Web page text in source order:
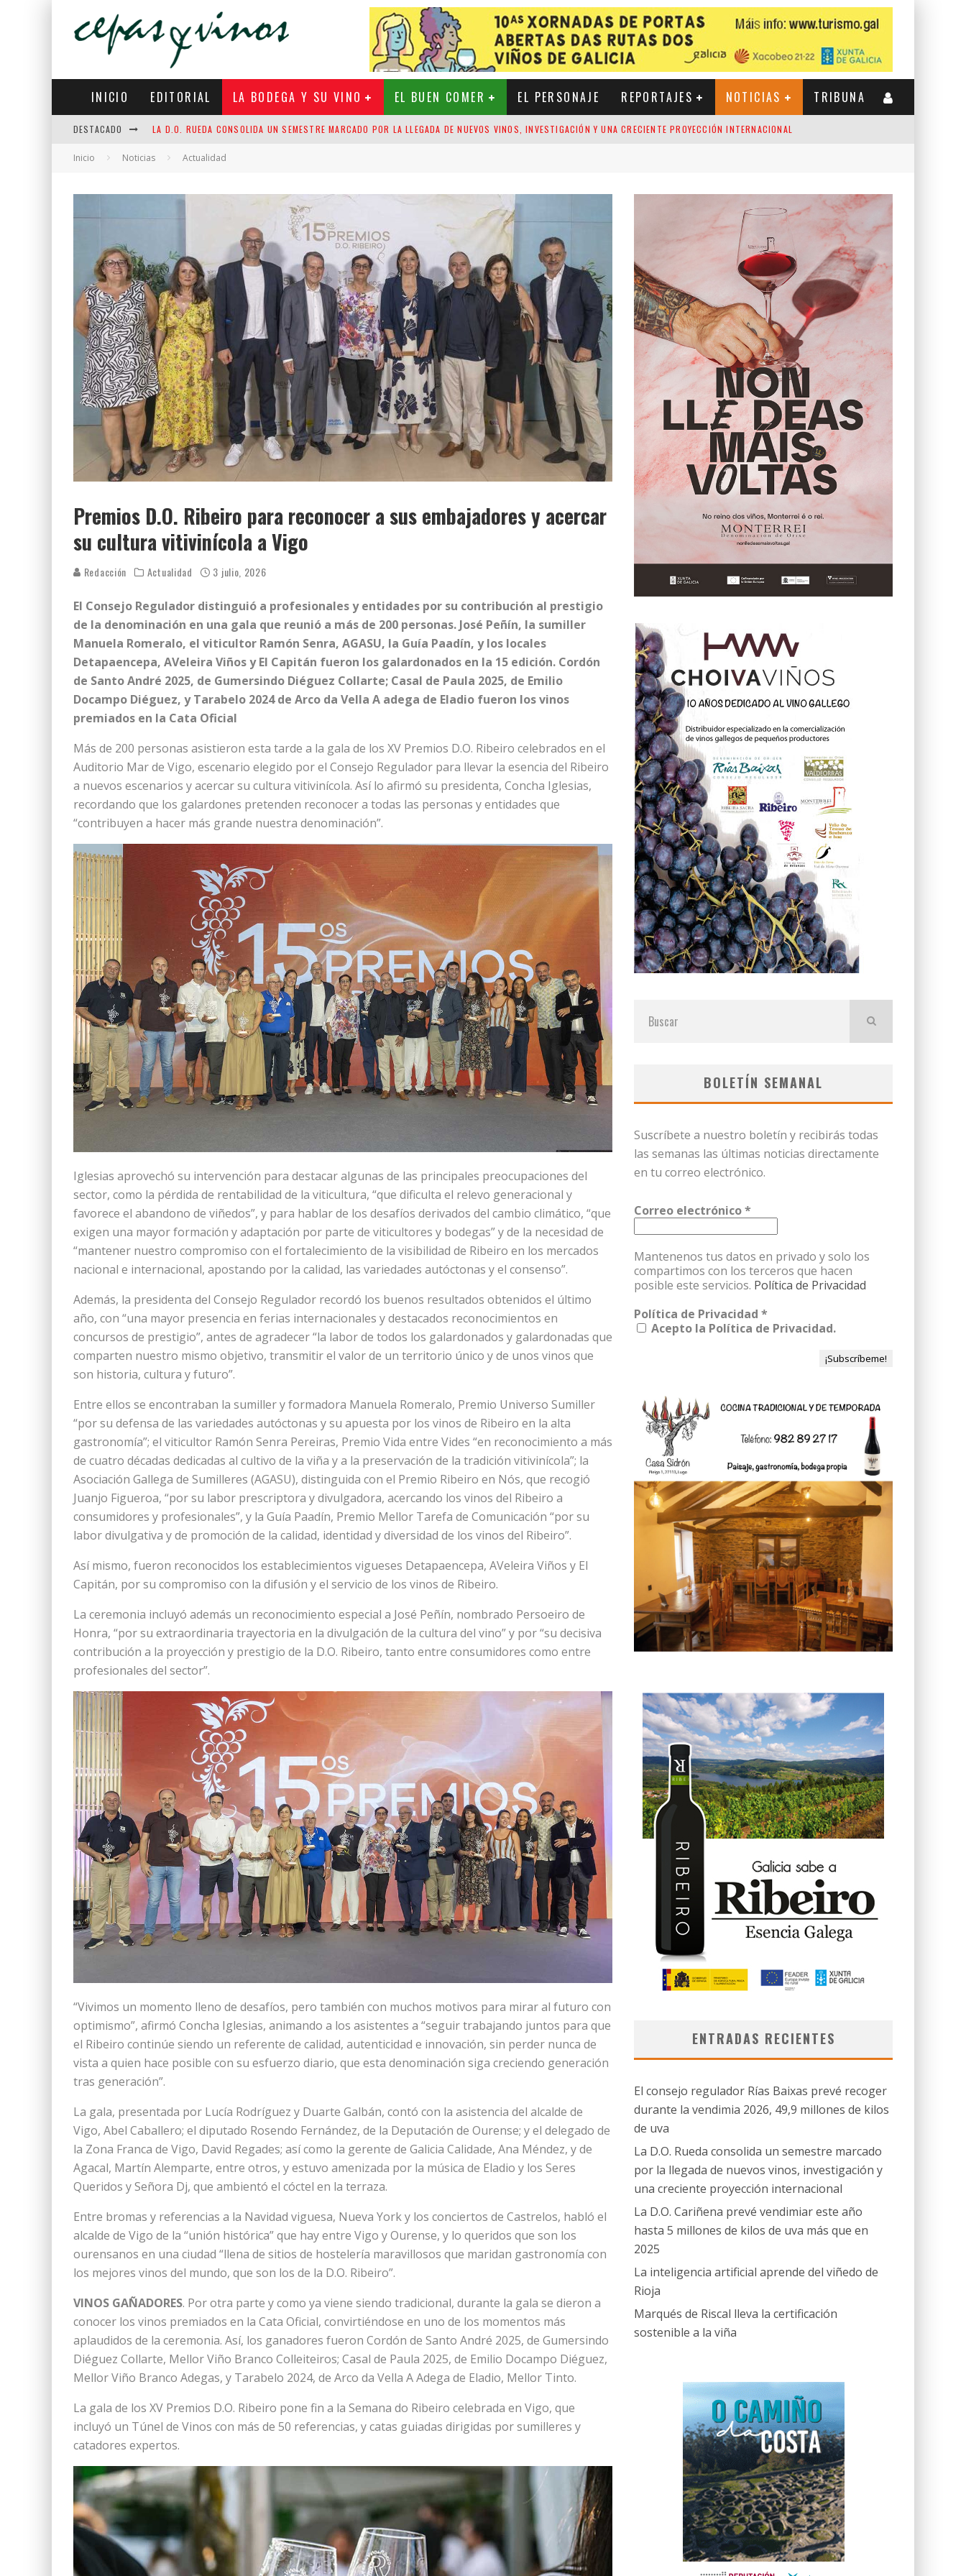
INICIO EDITORIAL LA BODEGA Y SU VINO EL BUEN COMER EL PERSONAJE REPORTAJES NOTICIAS TRIBUNA
DESTACADO LA D.O. RUEDA CONSOLIDA UN SEMESTRE MARCADO POR LA LLEGADA DE NUEVOS VINOS, INVESTIGACIÓN Y UNA CRECIENTE PROYECCIÓN INTERNACIONAL
LA D.O. CARIÑENA PREVÉ VENDIMIAR ESTE AÑO HASTA 5 MILLONES DE KILOS DE UVA MÁS QUE EN 2025
EL CONSEJO REGULADOR RÍAS BAIXAS PREVÉ RECOGER DURANTE LA VENDIMIA 2026, 49,9 MILLONES DE KILOS DE UVA
Inicio Noticias Actualidad
Premios D.O. Ribeiro para reconocer a sus embajadores y acercar
su cultura vitivinícola a Vigo
Redacción Actualidad 3 julio, 2026
El Consejo Regulador distinguió a profesionales y entidades por su contribución al prestigio
de la denominación en una gala que reunió a más de 200 personas. José Peñín, la sumiller
Manuela Romeralo, el viticultor Ramón Senra, AGASU, la Guía Paadín, y los locales
Detapaencepa, AVeleira Viños y El Capitán fueron los galardonados en la 15 edición. Cordón
de Santo André 2025, de Gumersindo Diéguez Collarte; Casal de Paula 2025, de Emilio
Docampo Diéguez, y Tarabelo 2024 de Arco da Vella A adega de Eladio fueron los vinos
premiados en la Cata Oficial
Más de 200 personas asistieron esta tarde a la gala de los XV Premios D.O. Ribeiro celebrados en el
Auditorio Mar de Vigo, escenario elegido por el Consejo Regulador para llevar la esencia del Ribeiro
a nuevos escenarios y acercar su cultura vitivinícola. Así lo afirmó su presidenta, Concha Iglesias,
recordando que los galardones pretenden reconocer a todas las personas y entidades que
“contribuyen a hacer más grande nuestra denominación”.
Iglesias aprovechó su intervención para destacar algunas de las principales preocupaciones del
sector, como la pérdida de rentabilidad de la viticultura, “que dificulta el relevo generacional y
favorece el abandono de viñedos”, y para hablar de los desafíos derivados del cambio climático, “que
exigen una mayor formación y adaptación por parte de viticultores y bodegas” y de la necesidad de
“mantener nuestro compromiso con el fortalecimiento de la visibilidad de Ribeiro en los mercados
nacional e internacional, apostando por la calidad, las variedades autóctonas y el consenso”.
Además, la presidenta del Consejo Regulador recordó los buenos resultados obtenidos el último
año, con “una mayor presencia en ferias internacionales y destacados reconocimientos en
concursos de prestigio”, antes de agradecer “la labor de todos los galardonados y galardonadas que
comparten nuestro mismo objetivo, transmitir el valor de un territorio único y de unos vinos que
son historia, cultura y futuro”.
Entre ellos se encontraban la sumiller y formadora Manuela Romeralo, Premio Universo Sumiller
“por su defensa de las variedades autóctonas y su apuesta por los vinos de Ribeiro en la alta
gastronomía”; el viticultor Ramón Senra Pereiras, Premio Vida entre Vides “en reconocimiento a más
de cuatro décadas dedicadas al cultivo de la viña y a la preservación de la tradición vitivinícola”; la
Asociación Gallega de Sumilleres (AGASU), distinguida con el Premio Ribeiro en Nós, que recogió
Juanjo Figueroa, “por su labor prescriptora y divulgadora, acercando los vinos del Ribeiro a
consumidores y profesionales”, y la Guía Paadín, Premio Mellor Tarefa de Comunicación “por su
labor divulgativa y de promoción de la calidad, identidad y diversidad de los vinos del Ribeiro”.
Así mismo, fueron reconocidos los establecimientos vigueses Detapaencepa, AVeleira Viños y El
Capitán, por su compromiso con la difusión y el servicio de los vinos de Ribeiro.
La ceremonia incluyó además un reconocimiento especial a José Peñín, nombrado Persoeiro de
Honra, “por su extraordinaria trayectoria en la divulgación de la cultura del vino” y por “su decisiva
contribución a la proyección y prestigio de la D.O. Ribeiro, tanto entre consumidores como entre
profesionales del sector”.
“Vivimos un momento lleno de desafíos, pero también con muchos motivos para mirar al futuro con
optimismo”, afirmó Concha Iglesias, animando a los asistentes a “seguir trabajando juntos para que
el Ribeiro continúe siendo un referente de calidad, autenticidad e innovación, sin perder nunca de
vista a quien hace posible con su esfuerzo diario, que esta denominación siga creciendo generación
tras generación”.
La gala, presentada por Lucía Rodríguez y Duarte Galbán, contó con la asistencia del alcalde de
Vigo, Abel Caballero; el diputado Rosendo Fernández, de la Deputación de Ourense; y el delegado de
la Zona Franca de Vigo, David Regades; así como la gerente de Galicia Calidade, Ana Méndez, y de
Agacal, Martín Alemparte, entre otros, y estuvo amenizada por la música de Eladio y los Seres
Queridos y Señora Dj, que ambientó el cóctel en la terraza.
Entre bromas y referencias a la Navidad viguesa, Nueva York y los conciertos de Castrelos, habló el
alcalde de Vigo de la “unión histórica” que hay entre Vigo y Ourense, y lo queridos que son los
ourensanos en una ciudad “llena de sitios de hostelería maravillosos que maridan gastronomía con
los mejores vinos del mundo, que son los de la D.O. Ribeiro”.
VINOS GAÑADORES. Por otra parte y como ya viene siendo tradicional, durante la gala se dieron a
conocer los vinos premiados en la Cata Oficial, convirtiéndose en uno de los momentos más
aplaudidos de la ceremonia. Así, los ganadores fueron Cordón de Santo André 2025, de Gumersindo
Diéguez Collarte, Mellor Viño Branco Colleiteiros; Casal de Paula 2025, de Emilio Docampo Diéguez,
Mellor Viño Branco Adegas, y Tarabelo 2024, de Arco da Vella A Adega de Eladio, Mellor Tinto.
La gala de los XV Premios D.O. Ribeiro pone fin a la Semana do Ribeiro celebrada en Vigo, que
incluyó un Túnel de Vinos con más de 50 referencias, y catas guiadas dirigidas por sumilleres y
catadores expertos.
BOLETÍN SEMANAL
Suscríbete a nuestro boletín y recibirás todas
las semanas las últimas noticias directamente
en tu correo electrónico.
Correo electrónico*
Mantenenos tus datos en privado y solo los
compartimos con los terceros que hacen
posible este servicios. Política de Privacidad
Política de Privacidad *
Acepto la Política de Privacidad.
ENTRADAS RECIENTES
El consejo regulador Rías Baixas prevé recoger
durante la vendimia 2026, 49,9 millones de kilos
de uva
La D.O. Rueda consolida un semestre marcado
por la llegada de nuevos vinos, investigación y
una creciente proyección internacional
La D.O. Cariñena prevé vendimiar este año
hasta 5 millones de kilos de uva más que en
2025
La inteligencia artificial aprende del viñedo de
Rioja
Marqués de Riscal lleva la certificación
sostenible a la viña